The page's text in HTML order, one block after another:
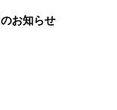
お知らせ